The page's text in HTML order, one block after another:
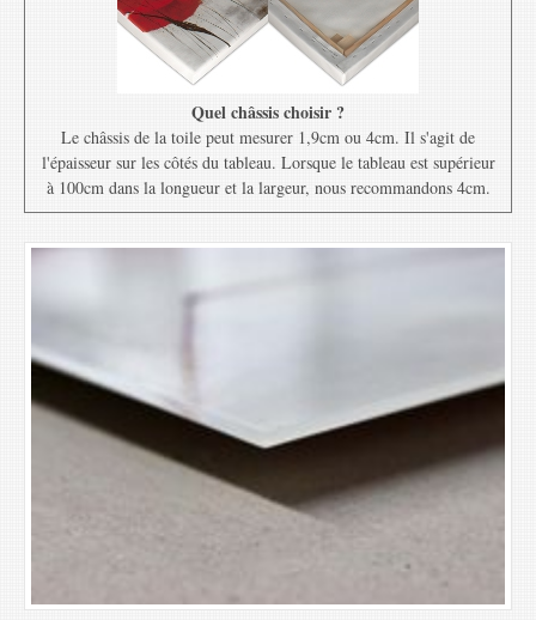
Quel châssis choisir ?
Le châssis de la toile peut mesurer 1,9cm ou 4cm. Il s'agit de
l'épaisseur sur les côtés du tableau. Lorsque le tableau est supérieur
à 100cm dans la longueur et la largeur, nous recommandons 4cm.